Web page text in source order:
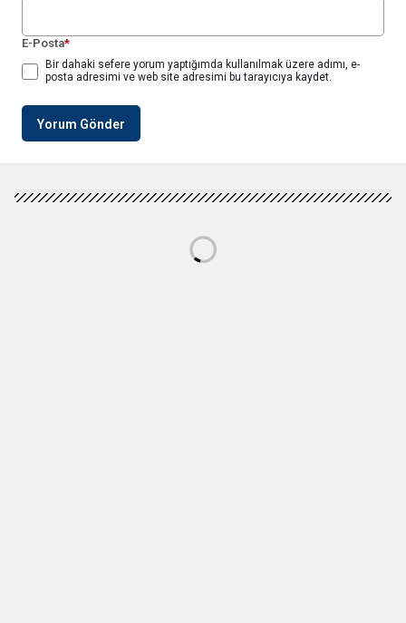
E-Posta*
Bir dahaki sefere yorum yaptığımda kullanılmak üzere adımı, e-
posta adresimi ve web site adresimi bu tarayıcıya kaydet.
Yorum Gönder